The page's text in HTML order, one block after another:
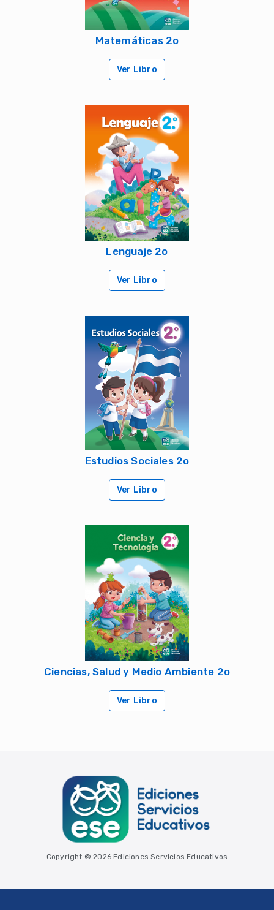
Matemáticas 2o
Ver Libro
Lenguaje 2o
Ver Libro
Estudios Sociales 2o
Ver Libro
Ciencias, Salud y Medio Ambiente 2o
Ver Libro
Copyright © 2026 Ediciones Servicios Educativos